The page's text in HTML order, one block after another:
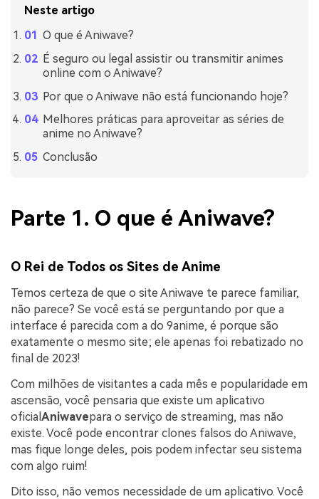
Neste artigo
O que é Aniwave?
É seguro ou legal assistir ou transmitir animes
online com o Aniwave?
Por que o Aniwave não está funcionando hoje?
Melhores práticas para aproveitar as séries de
anime no Aniwave?
Conclusão
Parte 1. O que é Aniwave?
O Rei de Todos os Sites de Anime
Temos certeza de que o site Aniwave te parece familiar,
não parece? Se você está se perguntando por que a
interface é parecida com a do 9anime, é porque são
exatamente o mesmo site; ele apenas foi rebatizado no
final de 2023!
Com milhões de visitantes a cada mês e popularidade em
ascensão, você pensaria que existe um aplicativo
oficial Aniwavepara o serviço de streaming, mas não
existe. Você pode encontrar clones falsos do Aniwave,
mas fique longe deles, pois podem infectar seu sistema
com algo ruim!
Dito isso, não vemos necessidade de um aplicativo. Você